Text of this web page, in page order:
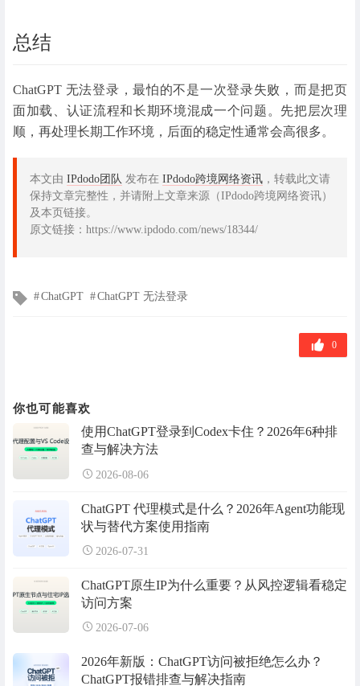
总结
ChatGPT 无法登录，最怕的不是一次登录失败，而是把页
面加载、认证流程和长期环境混成一个问题。先把层次理
顺，再处理长期工作环境，后面的稳定性通常会高很多。
本文由 IPdodo团队 发布在 IPdodo跨境网络资讯 ，转载此文请
保持文章完整性，并请附上文章来源（IPdodo跨境网络资讯）
及本页链接。
原文链接：https://www.ipdodo.com/news/18344/
文ChatGPT ChatGPT 无法登录
0
你也可能喜欢
使用ChatGPT登录到Codex卡住？2026年6种排
查与解决方法
2026-08-06
ChatGPT 代理模式是什么？2026年Agent功能现
状与替代方案使用指南
2026-07-31
ChatGPT原生IP为什么重要？从风控逻辑看稳定
访问方案
2026-07-06
2026年新版：ChatGPT访问被拒绝怎么办？
ChatGPT报错排查与解决指南